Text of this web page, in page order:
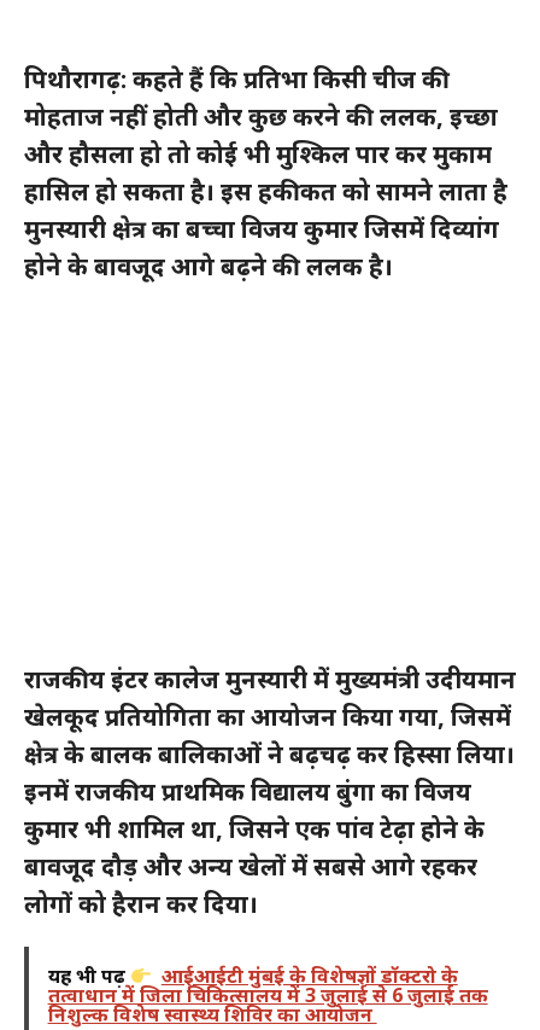
पिथौरागढ़: कहते हैं कि प्रतिभा किसी चीज की
मोहताज नहीं होती और कुछ करने की ललक, इच्छा
और हौसला हो तो कोई भी मुश्किल पार कर मुकाम
हासिल हो सकता है। इस हकीकत को सामने लाता है
मुनस्यारी क्षेत्र का बच्चा विजय कुमार जिसमें दिव्यांग
होने के बावजूद आगे बढ़ने की ललक है।
राजकीय इंटर कालेज मुनस्यारी में मुख्यमंत्री उदीयमान
खेलकूद प्रतियोगिता का आयोजन किया गया, जिसमें
क्षेत्र के बालक बालिकाओं ने बढ़चढ़ कर हिस्सा लिया।
इनमें राजकीय प्राथमिक विद्यालय बुंगा का विजय
कुमार भी शामिल था, जिसने एक पांव टेढ़ा होने के
बावजूद दौड़ और अन्य खेलों में सबसे आगे रहकर
लोगों को हैरान‌ कर दिया।
यह भी पढ़ें आईआईटी मुंबई के विशेषज्ञों डॉक्टरो के
तत्वाधान में जिला चिकित्सालय में 3 जुलाई से 6 जुलाई तक
निशुल्क विशेष स्वास्थ्य शिविर का आयोजन